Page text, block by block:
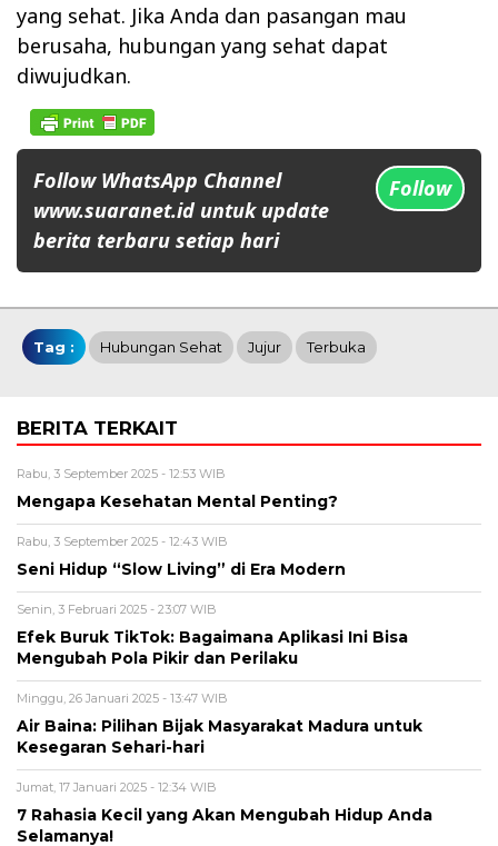
yang sehat. Jika Anda dan pasangan mau
berusaha, hubungan yang sehat dapat
diwujudkan.
Follow WhatsApp Channel
www.suaranet.id untuk update
berita terbaru setiap hari
Follow
Tag : Hubungan Sehat Jujur Terbuka
BERITA TERKAIT
Rabu, 3 September 2025 - 12:53 WIB
Mengapa Kesehatan Mental Penting?
Rabu, 3 September 2025 - 12:43 WIB
Seni Hidup “Slow Living” di Era Modern
Senin, 3 Februari 2025 - 23:07 WIB
Efek Buruk TikTok: Bagaimana Aplikasi Ini Bisa
Mengubah Pola Pikir dan Perilaku
Minggu, 26 Januari 2025 - 13:47 WIB
Air Baina: Pilihan Bijak Masyarakat Madura untuk
Kesegaran Sehari-hari
Jumat, 17 Januari 2025 - 12:34 WIB
7 Rahasia Kecil yang Akan Mengubah Hidup Anda
Selamanya!